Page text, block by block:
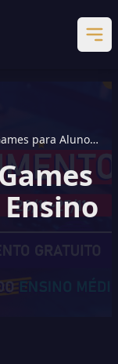
para Alunos
Médio